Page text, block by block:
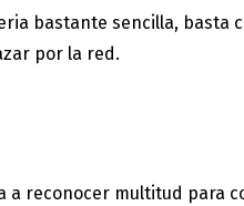
bastante sencilla, basta
por la red.
a reconocer multitud para